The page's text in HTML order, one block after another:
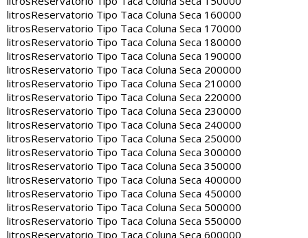
litrosReservatorio Tipo Taca Coluna Seca 160000
litrosReservatorio Tipo Taca Coluna Seca 170000
litrosReservatorio Tipo Taca Coluna Seca 180000
litrosReservatorio Tipo Taca Coluna Seca 190000
litrosReservatorio Tipo Taca Coluna Seca 200000
litrosReservatorio Tipo Taca Coluna Seca 210000
litrosReservatorio Tipo Taca Coluna Seca 220000
litrosReservatorio Tipo Taca Coluna Seca 230000
litrosReservatorio Tipo Taca Coluna Seca 240000
litrosReservatorio Tipo Taca Coluna Seca 250000
litrosReservatorio Tipo Taca Coluna Seca 300000
litrosReservatorio Tipo Taca Coluna Seca 350000
litrosReservatorio Tipo Taca Coluna Seca 400000
litrosReservatorio Tipo Taca Coluna Seca 450000
litrosReservatorio Tipo Taca Coluna Seca 500000
litrosReservatorio Tipo Taca Coluna Seca 550000
litrosReservatorio Tipo Taca Coluna Seca 600000